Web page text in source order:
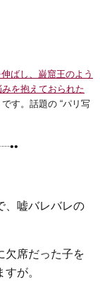
ばし、巌窟王のよう
を抱えておられた
す。話題の “パリ写
、嘘バレバレの
欠席だった子を
が。